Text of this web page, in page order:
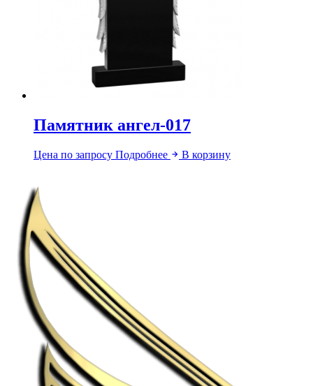
Памятник ангел-017
Цена по запросу Подробнее В корзину